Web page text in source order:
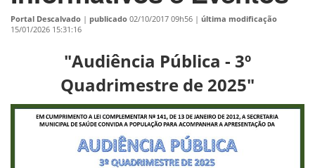
Portal Descalvado | publicado 02/10/2017 09h56 | última modificação
15/01/2026 15:31:16
"Audiência Pública - 3º
Quadrimestre de 2025"